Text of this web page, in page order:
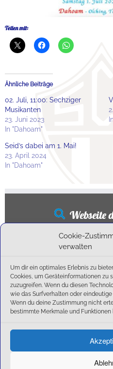
Cookie-
verwalten
Um dir ein optimales Erlebnis zu
Cookies, um Geräteinformationen zu
zuzugreifen. Wenn du diesen
wie das Surfverhalten oder
Wenn du deine Zustimmung nicht
bestimmte Merkmale und
Teilen mit:
Ähnliche Beiträge
02. Juli, 11:00: Sechziger
Musikanten
23. Juni 2023
In "Dahoam"
Seid’s dabei am 1. Mai!
23. April 2024
In "Dahoam"
Webseite
Ballschule
6:1-Triumph im Heimfinale: Der SC